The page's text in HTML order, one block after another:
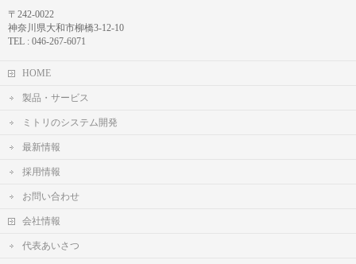
〒242-0022
神奈川県大和市柳橋3-12-10
TEL : 046-267-6071
HOME
製品・サービス
ミトリのシステム開発
最新情報
採用情報
お問い合わせ
会社情報
代表あいさつ